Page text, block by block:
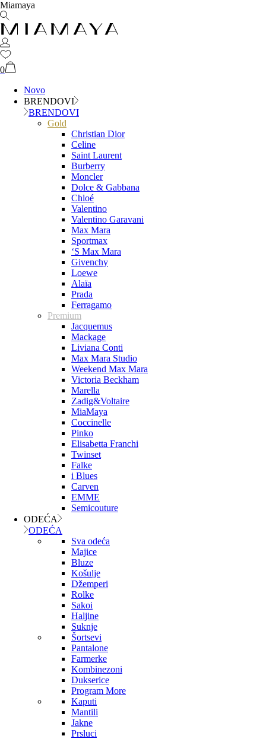
Miamaya
0
Novo
BRENDOVI
BRENDOVI
Gold
Christian Dior
Celine
Saint Laurent
Burberry
Moncler
Dolce & Gabbana
Chloé
Valentino
Valentino Garavani
Max Mara
Sportmax
‘S Max Mara
Givenchy
Loewe
Alaïa
Prada
Ferragamo
Premium
Jacquemus
Mackage
Liviana Conti
Max Mara Studio
Weekend Max Mara
Victoria Beckham
Marella
Zadig&Voltaire
MiaMaya
Coccinelle
Pinko
Elisabetta Franchi
Twinset
Falke
i Blues
Carven
EMME
Semicouture
ODEĆA
ODEĆA
Sva odeća
Majice
Bluze
Košulje
Džemperi
Rolke
Sakoi
Haljine
Suknje
Šortsevi
Pantalone
Farmerke
Kombinezoni
Dukserice
Program More
Kaputi
Mantili
Jakne
Prsluci